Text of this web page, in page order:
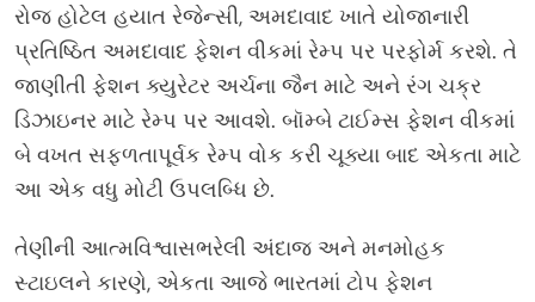
રોજ હોટેલ હયાત રેજેન્સી, અમદાવાદ ખાતે યોજાનારી
પ્રતિષ્ઠિત અમદાવાદ ફેશન વીકમાં રેમ્પ પર પરફોર્મ કરશે. તે
જાણીતી ફેશન ક્યુરેટર અર્ચના જૈન માટે અને રંગ ચક્ર
ડિઝાઇનર માટે રેમ્પ પર આવશે. બૉમ્બે ટાઈમ્સ ફેશન વીકમાં
બે વખત સફળતાપૂર્વક રેમ્પ વોક કરી ચૂક્યા બાદ એકતા માટે
આ એક વધુ મોટી ઉપલબ્ધિ છે.
તેણીની આત્મવિશ્વાસભરેલી અંદાજ અને મનમોહક
સ્ટાઇલને કારણે, એકતા આજે ભારતમાં ટોપ ફેશન